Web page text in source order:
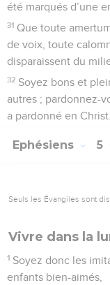
été marqués d’une
31 Que toute
de voix, toute
disparaissent du
32 Soyez bons et
autres ; pardonnez-
a pardonné en Christ.
Ephésiens 5
Seuls les Évangiles sont
Vivre dans la
1 Soyez donc les
enfants bien-aimés,